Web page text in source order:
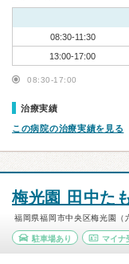
08:30-11:30
13:00-17:00
08:30-17:00
治療実績
この病院の治療実績を見る
梅光園 田中た
福岡県福岡市中央区梅光園（
駐車場あり マイナ